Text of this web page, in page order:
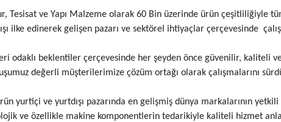
Tesisat ve Yapı Malzeme olarak 60 Bin üzerinde ürün çeşitliliğiyle
ilke edinerek gelişen pazarı ve sektörel ihtiyaçlar çerçevesinde
odaklı beklentiler çerçevesinde her şeyden önce güvenilir, kaliteli
değerli müşterilerimize çözüm ortağı olarak çalışmalarını
yurtiçi ve yurtdışı pazarında en gelişmiş dünya markalarının
ve özellikle makine komponentlerin tedarikiyle kaliteli hizmet